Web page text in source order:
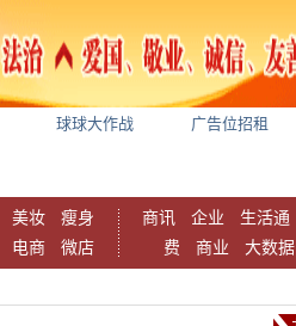
球球大作战 广告位招租
美妆
瘦身
电商 微店
商讯 企业 生活通
费
商业 大数据